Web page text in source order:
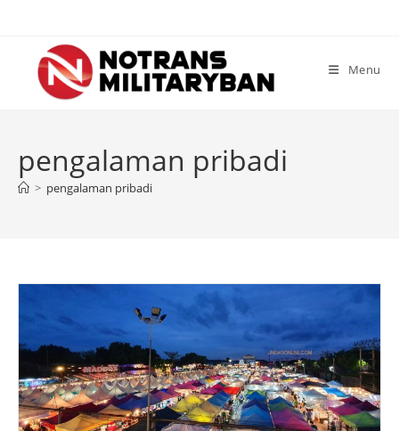
content
Menu
pengalaman pribadi
> pengalaman pribadi